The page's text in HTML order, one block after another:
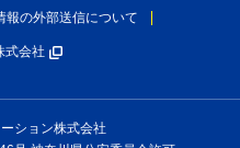
報の外部送信について
式会社
ション株式会社